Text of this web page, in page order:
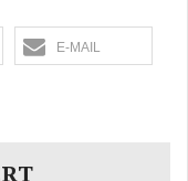
E-MAIL